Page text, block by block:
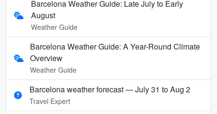
Barcelona Weather Guide: Late July to Early
August
Weather Guide
Barcelona Weather Guide: A Year-Round Climate
Overview
Weather Guide
Barcelona weather forecast — July 31 to Aug 2
Travel Expert